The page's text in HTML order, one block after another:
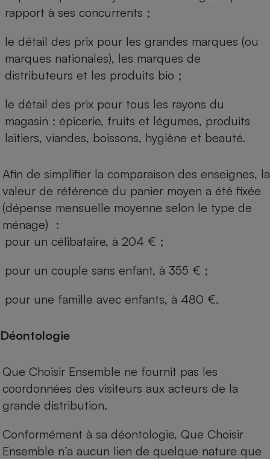
rapport à ses concurrents ;
le détail des prix pour les grandes marques (ou
marques nationales), les marques de
distributeurs et les produits bio ;
le détail des prix pour tous les rayons du
magasin : épicerie, fruits et légumes, produits
laitiers, viandes, boissons, hygiène et beauté.
Afin de simplifier la comparaison des enseignes, la
valeur de référence du panier moyen a été fixée
(dépense mensuelle moyenne selon le type de
ménage) :
pour un célibataire, à 204 € ;
pour un couple sans enfant, à 355 € ;
pour une famille avec enfants, à 480 €.
Déontologie
Que Choisir Ensemble ne fournit pas les
coordonnées des visiteurs aux acteurs de la
grande distribution.
Conformément à sa déontologie, Que Choisir
Ensemble n’a aucun lien de quelque nature que